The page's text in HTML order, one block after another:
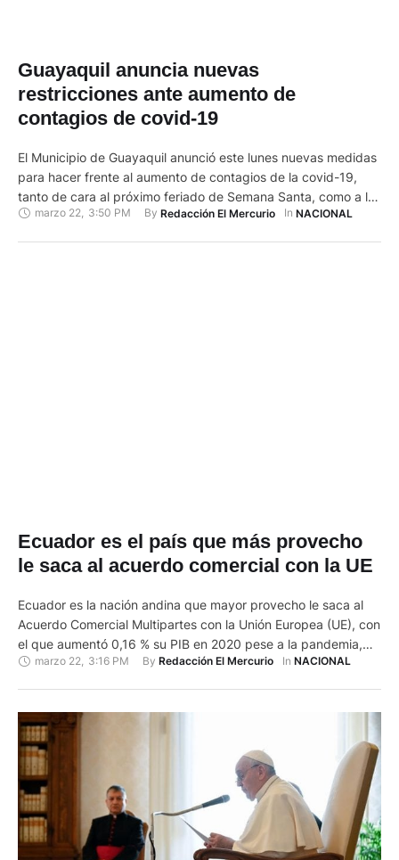
Guayaquil anuncia nuevas
restricciones ante aumento de
contagios de covid-19
El Municipio de Guayaquil anunció este lunes nuevas medidas
para hacer frente al aumento de contagios de la covid-19,
tanto de cara al próximo feriado de Semana Santa, como a la
celebración de la segunda vuelta presidencial del 11 de abril.
marzo 22, 3:50 PM By Redacción El Mercurio In NACIONAL
Ecuador es el país que más provecho
le saca al acuerdo comercial con la UE
Ecuador es la nación andina que mayor provecho le saca al
Acuerdo Comercial Multipartes con la Unión Europea (UE), con
el que aumentó 0,16 % su PIB en 2020 pese a la pandemia,
reveló este lunes el embajador de la UE en el país, Charles-
marzo 22 3:16 PM By Redacción El Mercurio In NACIONAL